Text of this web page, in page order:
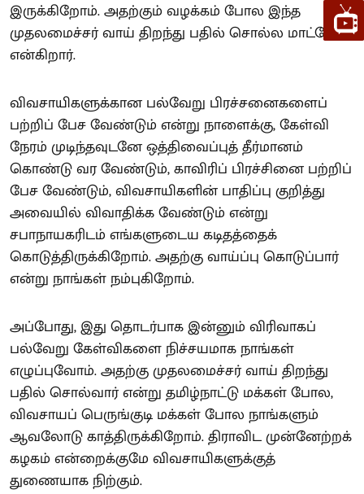
இருக்கிறோம். அதற்கும் வழக்கம் போல இந்த
முதலமைச்சர் வாய் திறந்து பதில் சொல்ல மாட்டேன்
என்கிறார்.
விவசாயிகளுக்கான பல்வேறு பிரச்சனைகளைப்
பற்றிப் பேச வேண்டும் என்று நாளைக்கு, கேள்வி
நேரம் முடிந்தவுடனே ஒத்திவைப்புத் தீர்மானம்
கொண்டு வர வேண்டும், காவிரிப் பிரச்சினை பற்றிப்
பேச வேண்டும், விவசாயிகளின் பாதிப்பு குறித்து
அவையில் விவாதிக்க வேண்டும் என்று
சபாநாயகரிடம் எங்களுடைய கடிதத்தைக்
கொடுத்திருக்கிறோம். அதற்கு வாய்ப்பு கொடுப்பார்
என்று நாங்கள் நம்புகிறோம்.
அப்போது, இது தொடர்பாக இன்னும் விரிவாகப்
பல்வேறு கேள்விகளை நிச்சயமாக நாங்கள்
எழுப்புவோம். அதற்கு முதலமைச்சர் வாய் திறந்து
பதில் சொல்வார் என்று தமிழ்நாட்டு மக்கள் போல,
விவசாயப் பெருங்குடி மக்கள் போல நாங்களும்
ஆவலோடு காத்திருக்கிறோம். திராவிட முன்னேற்றக்
கழகம் என்றைக்குமே விவசாயிகளுக்குத்
துணையாக நிற்கும்.